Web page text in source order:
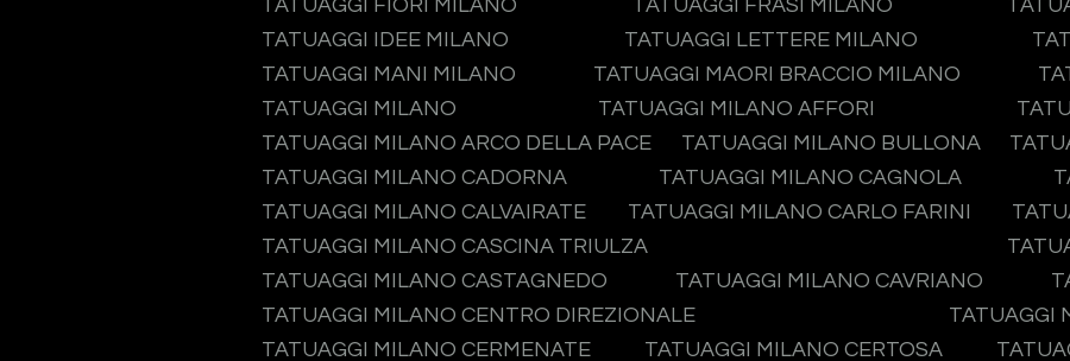
TATUAGGI FIORI MILANO
TATUAGGI FRASI MILANO
TATUAGGI IDEE MILANO
TATUAGGI LETTERE MILANO
TATUAGGI MANI MILANO
TATUAGGI MAORI BRACCIO MILANO
TATUAGGI MILANO
TATUAGGI MILANO AFFORI
TATUAGGI MILANO ARCO DELLA PACE
TATUAGGI MILANO BULLONA
TATUAGGI MILANO CADORNA
TATUAGGI MILANO CAGNOLA
TATUAGGI MILANO CALVAIRATE
TATUAGGI MILANO CARLO FARINI
TATUAGGI MILANO CASCINA TRIULZA
TATUAGGI MILANO CASTAGNEDO
TATUAGGI MILANO CAVRIANO
TATUAGGI MILANO CENTRO DIREZIONALE
TATUAGGI
TATUAGGI MILANO CERMENATE
TATUAGGI MILANO CERTOSA